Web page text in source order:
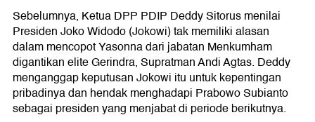
Sebelumnya, Ketua DPP PDIP Deddy Sitorus menilai
Presiden Joko Widodo (Jokowi) tak memiliki alasan
dalam mencopot Yasonna dari jabatan Menkumham
digantikan elite Gerindra, Supratman Andi Agtas. Deddy
menganggap keputusan Jokowi itu untuk kepentingan
pribadinya dan hendak menghadapi Prabowo Subianto
sebagai presiden yang menjabat di periode berikutnya.